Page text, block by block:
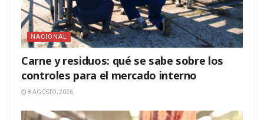
NACIONAL
Carne y residuos: qué se sabe sobre los
controles para el mercado interno
8 AGOSTO, 2026